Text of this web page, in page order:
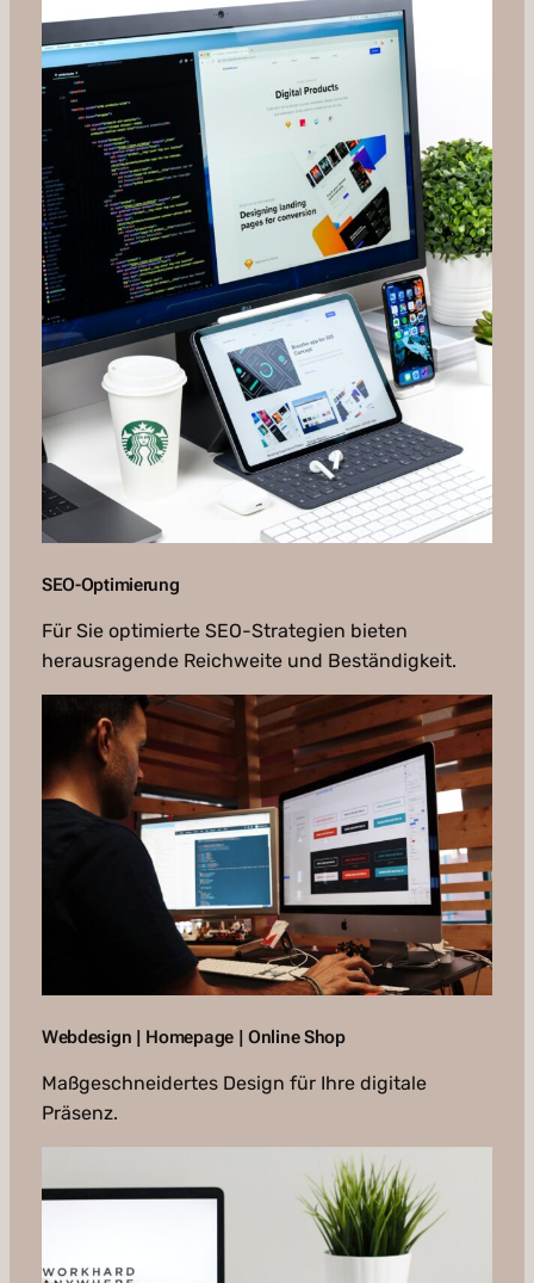
SEO-Optimierung
Für Sie optimierte SEO-Strategien bieten
herausragende Reichweite und Beständigkeit.
Webdesign | Homepage | Online Shop
Maßgeschneidertes Design für Ihre digitale
Präsenz.